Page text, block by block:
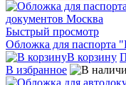
Быстрый просмотр
Обложка для паспорта
В корзину
В избранное